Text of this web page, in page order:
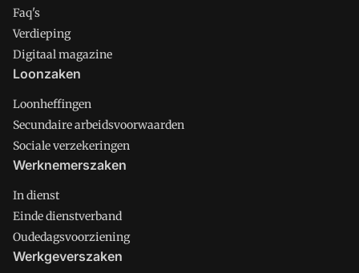
Faq's
Verdieping
Digitaal magazine
Loonzaken
Loonheffingen
Secundaire arbeidsvoorwaarden
Sociale verzekeringen
Werknemerszaken
In dienst
Einde dienstverband
Oudedagsvoorziening
Werkgeverszaken